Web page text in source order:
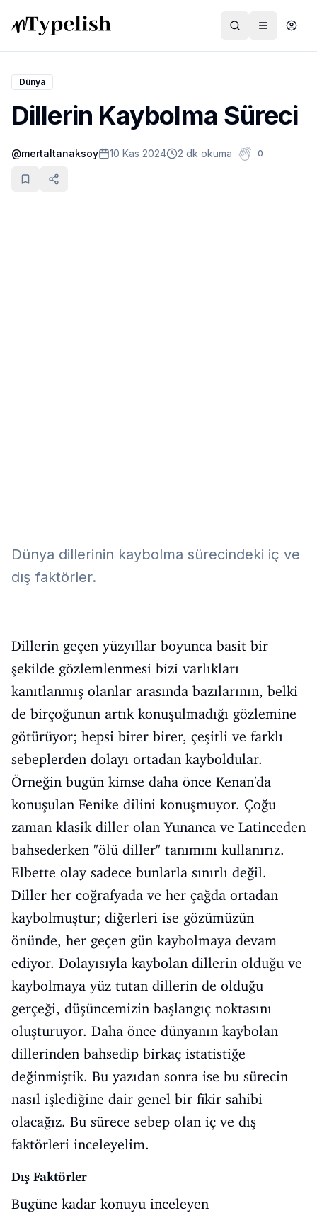
Dünya
Film ve Dizi
Kültür ve Sanat
Dünya
Dillerin Kaybolma Süreci
@mertaltanaksoy 10 Kas 2024 2 dk okuma 0
Dünya dillerinin kaybolma sürecindeki iç ve
dış faktörler.
Dillerin geçen yüzyıllar boyunca basit bir
şekilde gözlemlenmesi bizi varlıkları
kanıtlanmış olanlar arasında bazılarının, belki
de birçoğunun artık konuşulmadığı gözlemine
götürüyor; hepsi birer birer, çeşitli ve farklı
sebeplerden dolayı ortadan kayboldular.
Örneğin bugün kimse daha önce Kenan'da
konuşulan Fenike dilini konuşmuyor. Çoğu
zaman klasik diller olan Yunanca ve Latinceden
bahsederken "ölü diller" tanımını kullanırız.
Elbette olay sadece bunlarla sınırlı değil.
Diller her coğrafyada ve her çağda ortadan
kaybolmuştur; diğerleri ise gözümüzün
önünde, her geçen gün kaybolmaya devam
ediyor. Dolayısıyla kaybolan dillerin olduğu ve
kaybolmaya yüz tutan dillerin de olduğu
gerçeği, düşüncemizin başlangıç noktasını
oluşturuyor. Daha önce dünyanın kaybolan
dillerinden bahsedip birkaç istatistiğe
değinmiştik. Bu yazıdan sonra ise bu sürecin
nasıl işlediğine dair genel bir fikir sahibi
olacağız. Bu sürece sebep olan iç ve dış
faktörleri inceleyelim.
Dış Faktörler
Bugüne kadar konuyu inceleyen